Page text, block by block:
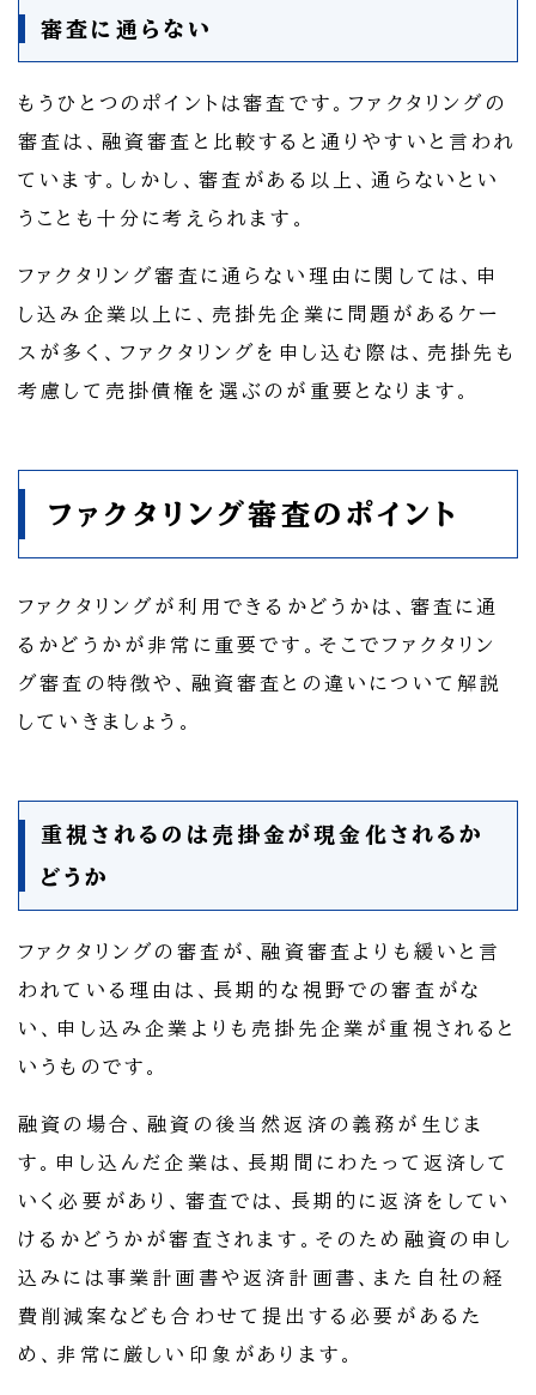
審査に通らない
もうひとつのポイントは審査です。ファクタリングの
審査は、融資審査と比較すると通りやすいと言われ
ています。しかし、審査がある以上、通らないとい
うことも十分に考えられます。
ファクタリング審査に通らない理由に関しては、申
し込み企業以上に、売掛先企業に問題があるケー
スが多く、ファクタリングを申し込む際は、売掛先も
考慮して売掛債権を選ぶのが重要となります。
ファクタリング審査のポイント
ファクタリングが利用できるかどうかは、審査に通
るかどうかが非常に重要です。そこでファクタリン
グ審査の特徴や、融資審査との違いについて解説
していきましょう。
重視されるのは売掛金が現金化されるか
どうか
ファクタリングの審査が、融資審査よりも緩いと言
われている理由は、長期的な視野での審査がな
い、申し込み企業よりも売掛先企業が重視されると
いうものです。
融資の場合、融資の後当然返済の義務が生じま
す。申し込んだ企業は、長期間にわたって返済して
いく必要があり、審査では、長期的に返済をしてい
けるかどうかが審査されます。そのため融資の申し
込みには事業計画書や返済計画書、また自社の経
費削減案なども合わせて提出する必要があるた
め、非常に厳しい印象があります。